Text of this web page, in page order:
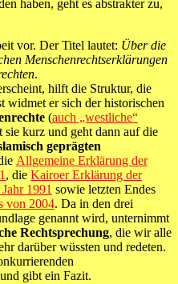
haben, geht es abstrakter zu,
vor. Der Titel lautet: Über die
Menschenrechtserklärungen
.
hilft die Struktur, die
widmet er sich der historischen
(auch „westliche“
sie kurz und geht dann auf die
geprägten
Allgemeine Erklärung der
, die Kairoer Erklärung der
1991 sowie letzten Endes
von 2004. Da in den drei
genannt wird, unternimmt
Rechtsprechung, die wir alle
darüber wüssten und redeten.
gibt ein Fazit.